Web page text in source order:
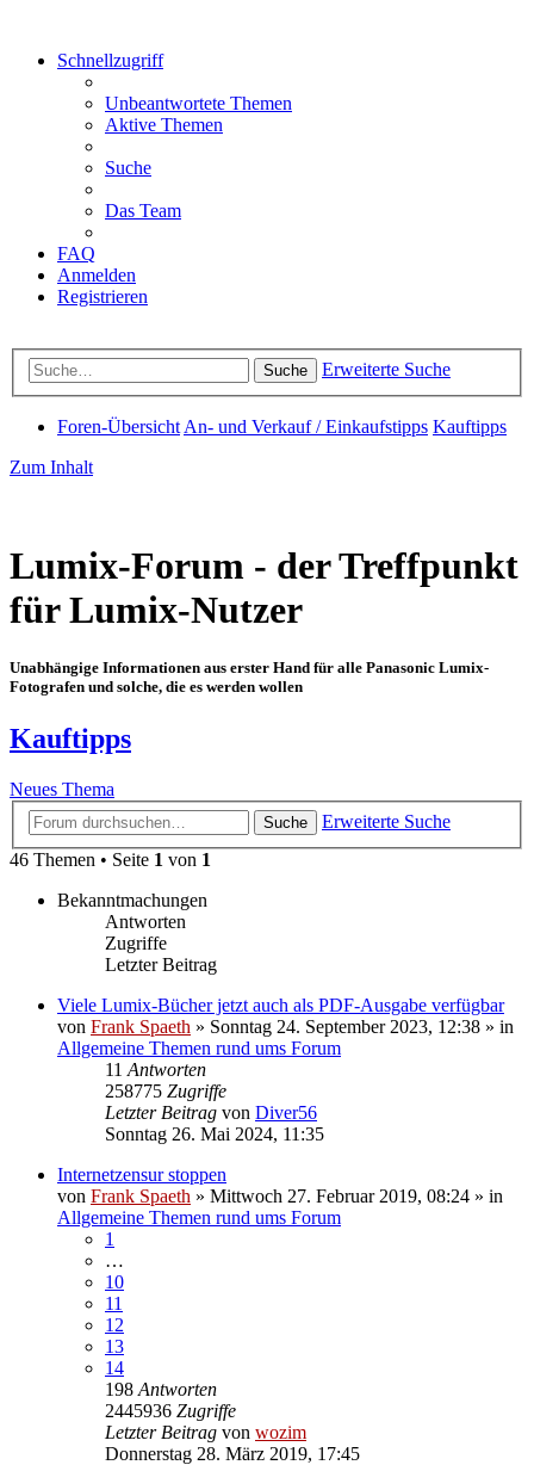
Schnellzugriff
Unbeantwortete Themen
Aktive Themen
Suche
Das Team
FAQ
Anmelden
Registrieren
Suche Erweiterte Suche
Foren-Übersicht An- und Verkauf / Einkaufstipps Kauftipps
Zum Inhalt
Lumix-Forum - der Treffpunkt
für Lumix-Nutzer
Unabhängige Informationen aus erster Hand für alle Panasonic Lumix-
Fotografen und solche, die es werden wollen
Kauftipps
Neues Thema
Suche
Erweiterte Suche
46 Themen • Seite 1 von 1
Bekanntmachungen
Antworten
Zugriffe
Letzter Beitrag
Viele Lumix-Bücher jetzt auch als PDF-Ausgabe verfügbar
von Frank Spaeth » Sonntag 24. September 2023, 12:38 » in
Allgemeine Themen rund ums Forum
11 Antworten
258775 Zugriffe
Letzter Beitrag von Diver56
Sonntag 26. Mai 2024, 11:35
Internetzensur stoppen
von Frank Spaeth » Mittwoch 27. Februar 2019, 08:24 » in
Allgemeine Themen rund ums Forum
1
…
10
11
12
13
14
198 Antworten
2445936 Zugriffe
Letzter Beitrag von wozim
Donnerstag 28. März 2019, 17:45